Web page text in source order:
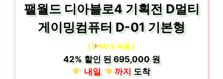
팰월드 디아블로4 기획전 D멀티
게이밍컴퓨터 D-01 기본형
[ NO.5 제품 ]
42%할인 된695,000 원
내일
까지도착